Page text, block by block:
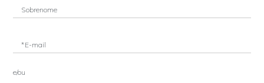
Sobrenome
*E-mail
e/ou